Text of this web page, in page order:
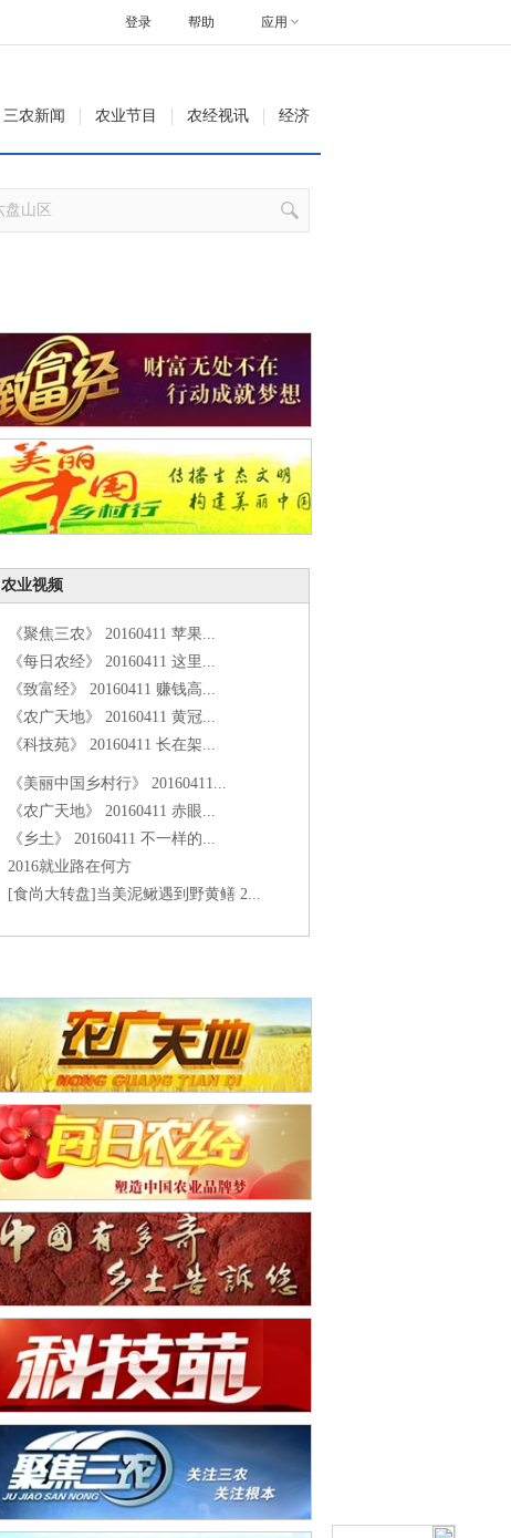
帮助 应用
登录
三农新闻 农业节目 农经视讯 经济
农业视频
《聚焦三农》 20160411 苹果...
《每日农经》 20160411 这里...
《致富经》 20160411 赚钱高...
《农广天地》 20160411 黄冠...
《科技苑》 20160411 长在架...
《美丽中国乡村行》 20160411...
《农广天地》 20160411 赤眼...
《乡土》 20160411 不一样的...
2016就业路在何方
[食尚大转盘]当美泥鳅遇到野黄鳝 2...